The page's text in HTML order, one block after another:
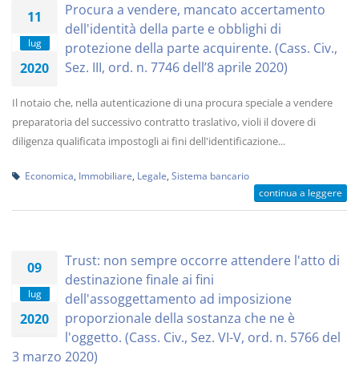
11
lug
2020
Procura a vendere, mancato accertamento
dell'identità della parte e obblighi di
protezione della parte acquirente. (Cass. Civ.,
Sez. III, ord. n. 7746 dell’8 aprile 2020)
Il notaio che, nella autenticazione di una procura speciale a vendere
preparatoria del successivo contratto traslativo, violi il dovere di
diligenza qualificata impostogli ai fini dell'identificazione...
Economica Immobiliare Legale Sistema bancario
continua a leggere
09
lug
2020
Trust: non sempre occorre attendere l'atto di
destinazione finale ai fini
dell'assoggettamento ad imposizione
proporzionale della sostanza che ne è
l'oggetto. (Cass. Civ., Sez. VI-V, ord. n. 5766 del
3 marzo 2020)